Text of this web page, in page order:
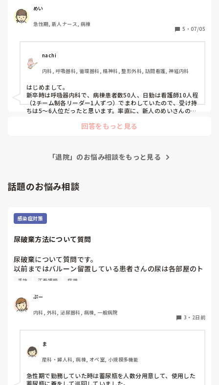
▪️オペ出し1人(帰室後の観察含む)
▪️退院3人
▪️転棟1人
▪️検査出し1人
▪️清潔ケア2～5人
▪️食事介助1～2人
他、ルート交換、採血、心電図、処置介助、家族対応などな
どイレギュラーで入ります。
とある一日の仕事ですが、だいたいいつもこんな感じです。
まだ3ヶ月なので、ひとつのことにいちいち時間がかかる
らないことを近くの先輩を必死でつかまえていちいち聞きな
分がなにをやってるのかもわからないときもあり、いっぱい
いっぱいです。
が、そうだよね、しんどいよねと言われるだけで何も変わり
ません…。
みててほしいと頼みましたが、それもなにも変わりません…
このような状況、新人でもこのような業務量は普通なのでし
ょうか…
定時で帰れないのは優先順位やタイムスケジュールがおかし
と言われます。
まぁ、それはそうなんでしょうけど…
て、もう本当にしんどいです🥲
聞かないと教えて貰えない、聞いても今忙しいから他の人に
聞いてと、とたらい回しみたいにされるときもあります。
同期はおらず、孤独感もあり、病棟では孤立しているように
めい
急性期, 新人ナース, 病棟
5 ・ 07/05
nachi
内科, 呼吸器科, 循環器科, 精神科, 整形外科, 訪問看護, 神経内科
はじめまして。
新卒時は呼吸器内科で、病棟患者数50人、日勤は看護師10人程
（2チーム制各リーダー1人ずつ）でまわしていたので、受け持
ちは5〜6人位だったと思います。率直に、新人のめいさんの業
聞きたい時に先輩に聞けない状況、でも時間は刻々と過ぎてい
はあるかもしれないけど、それだけじゃない、環境要因もある
と思うので。
回答をもっと見る
「退院」のお悩み相談をもっと見る
話題のお悩み相談
感染症対策
尿破棄方法について質問
尿破棄について質問です。
以前まではバルーン留置している患者さんの尿は各部屋のト
イレに破棄する形でしたが、感染予防上汚物処理室でのみ破
物処理室に持っていくという非効率な方法になってます。尿
破棄人数は10人近くになるので病室と汚物処理室を10往復
する形に。結果尿破棄に時間がかかってます。
ットしワゴン下段に乗せて破棄していき最後まとめて汚物処
理室で破棄してたのでその方法はダメなのか？と疑問抱いて
ます。もちろん汚物見えないようワゴンにカバーする等対策
皆さんの病棟ではどのような方法取られてますか？
手技 正看護師 病棟
ぷー
内科, 外科, 泌尿器科, 病棟, 一般病院
3 ・ 2日前
ま
産科・婦人科, 病棟, オペ室, 小規模多機能
急性期で勤務していた時は蓄尿瓶を人数分用意して、使用した
蓄尿瓶に蓋をして巡回していました。